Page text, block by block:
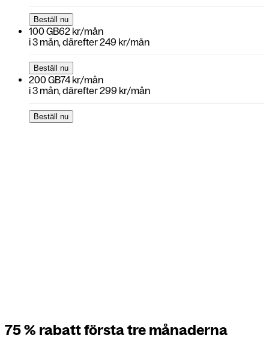
Beställ nu
100 GB62 kr/mån
i3 mån, därefter249 kr/mån
Beställ nu
200 GB74 kr/mån
i3 mån, därefter299 kr/mån
Beställ nu
75 % rabatt första tre månaderna